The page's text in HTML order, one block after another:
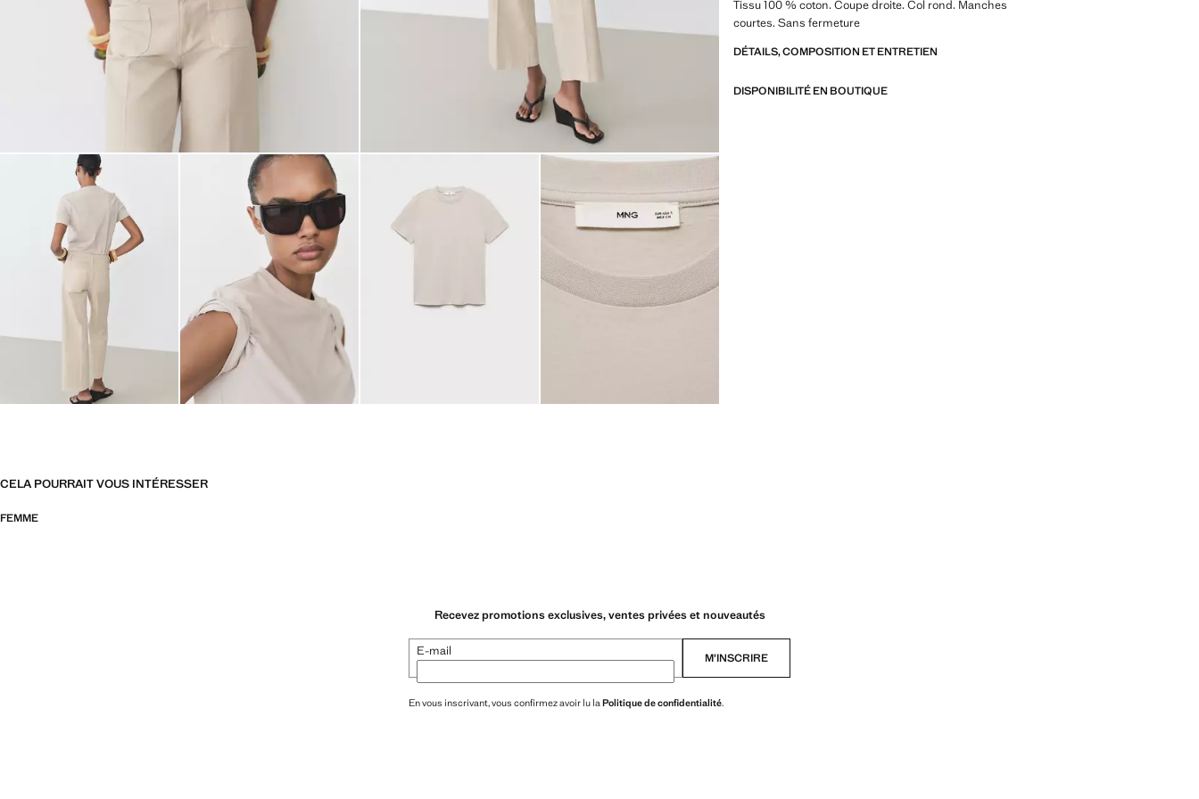
Tissu 100 % coton. Coupe droite. Col rond. Manches
courtes. Sans fermeture
DÉTAILS, COMPOSITION ET ENTRETIEN
DISPONIBILITÉ EN BOUTIQUE
CELA POURRAIT VOUS INTÉRESSER
FEMME
Recevez promotions exclusives, ventes privées et nouveautés
E-mail M’INSCRIRE
En vous inscrivant, vous confirmez avoir lu laPolitique de confidentialité.